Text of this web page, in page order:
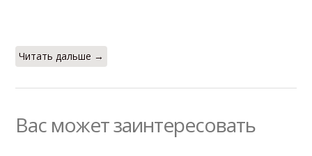
Читать дальше →
Вас может заинтересовать